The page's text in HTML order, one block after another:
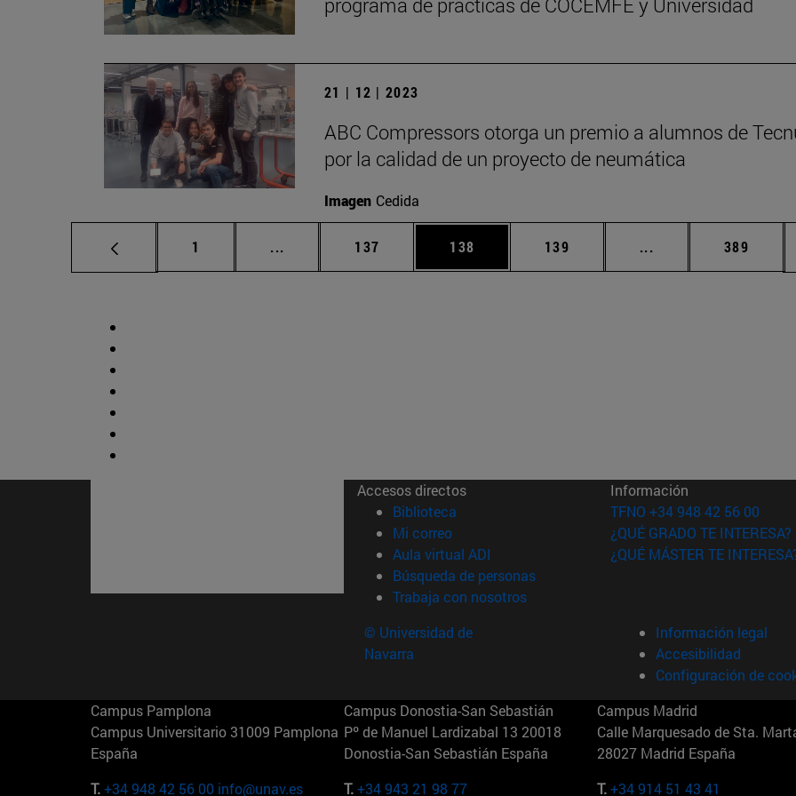
21 | 12 | 2023
ABC Compressors otorga un premio a alumnos de
por la calidad de un proyecto de neumática
Imagen Cedida
Página
1 ... Páginas intermedias Use TAB para desplazarse.
Página
137 Página
138 Página
139 ... Páginas intermedias
Página
389
Accesos directos
Biblioteca (abre en nueva ventana)
Mi correo(abre en nueva ventana)
Aula virtual ADI (abre en nueva ventana)
Búsqueda de personas(abre en nueva ventana)
Trabaja con nosotros(abre en nueva ventana)
Información
TFNO +34 948 42 56 00
¿QUÉ GRADO TE INTERESA?
¿QUÉ MÁSTER TE
© Universidad de
Navarra
Información legal
Accesibilidad
Configuración de
Campus Pamplona
Campus Universitario 31009 Pamplona
España
T.+34 948 42 56 00 info@unav.es
Campus Donostia-San Sebastián
Pº de Manuel Lardizabal 13 20018
Donostia-San Sebastián España
T.+34 943 21 98 77
Campus Madrid
Calle Marquesado de Sta.
28027 Madrid España
T.+34 914 51 43 41